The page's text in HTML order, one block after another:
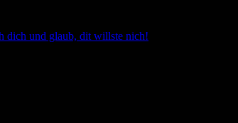
dich und glaub, dit willste nich!